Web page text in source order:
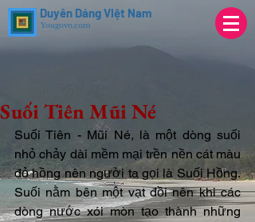
Duyên Dáng Việt Nam
Yougovn.com
Suối Tiên Mũi Né
Suối Tiên - Mũi Né, là một dòng suối
nhỏ chảy dài mềm mại trền nền cát màu
đỏ hồng nên người ta gọi là Suối Hồng.
Suối nằm bên một vạt đồi nên khi các
dòng nước xói mòn tạo thành những